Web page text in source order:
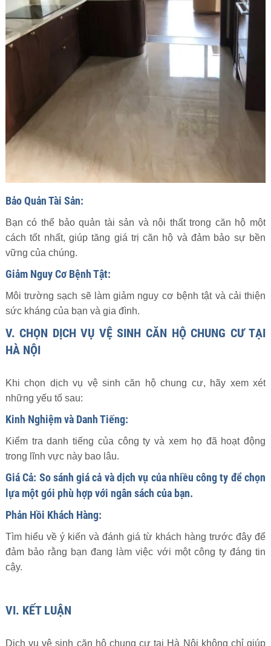
Bảo Quản Tài Sản:
Bạn có thể bảo quản tài sản và nội thất trong căn hộ một
cách tốt nhất, giúp tăng giá trị căn hộ và đảm bảo sự bền
vững của chúng.
Giảm Nguy Cơ Bệnh Tật:
Môi trường sạch sẽ làm giảm nguy cơ bệnh tật và cải thiện
sức kháng của bạn và gia đình.
V. CHỌN DỊCH VỤ VỆ SINH CĂN HỘ CHUNG CƯ TẠI
HÀ NỘI
Khi chọn dịch vụ vệ sinh căn hộ chung cư, hãy xem xét
những yếu tố sau:
Kinh Nghiệm và Danh Tiếng:
Kiểm tra danh tiếng của công ty và xem họ đã hoạt động
trong lĩnh vực này bao lâu.
Giá Cả: So sánh giá cả và dịch vụ của nhiều công ty để chọn
lựa một gói phù hợp với ngân sách của bạn.
Phản Hồi Khách Hàng:
Tìm hiểu về ý kiến và đánh giá từ khách hàng trước đây để
đảm bảo rằng bạn đang làm việc với một công ty đáng tin
cậy.
VI. KẾT LUẬN
Dịch vụ vệ sinh căn hộ chung cư tại Hà Nội không chỉ giúp